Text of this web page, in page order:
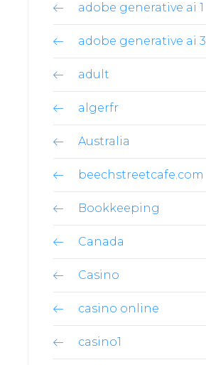
adobe generative ai 1
adobe generative ai 3
adult
algerfr
Australia
beechstreetcafe.com
Bookkeeping
Canada
Casino
casino online
casino1